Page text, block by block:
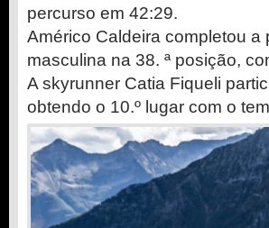
percurso em 42:29.
Américo Caldeira completou
masculina na 38. ª posição,
A skyrunner Catia Fiqueli
obtendo o 10.º lugar com o